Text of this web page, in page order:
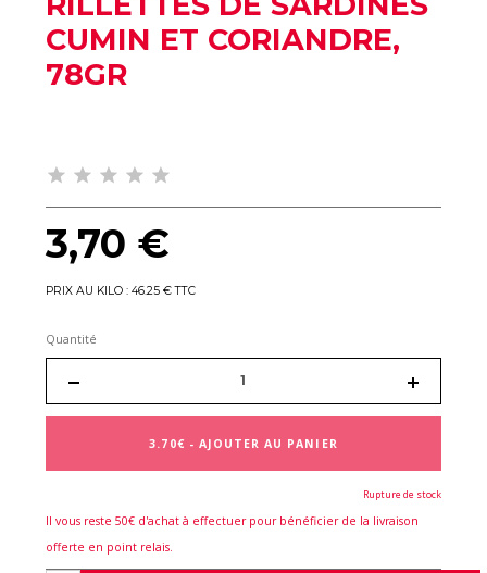
CUMIN ET CORIANDRE,
78GR
3,70 €
PRIX AU KILO : 46.25 € TTC
Quantité
3.70€ - AJOUTER AU PANIER
Rupture de stock
Il vous reste 50€ d'achat à effectuer pour bénéficier de la livraison
offerte en point relais.